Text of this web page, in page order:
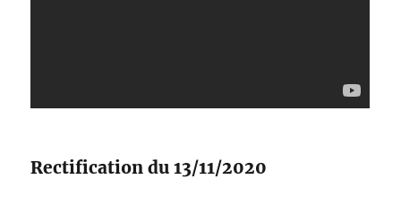
Rectification du 13/11/2020